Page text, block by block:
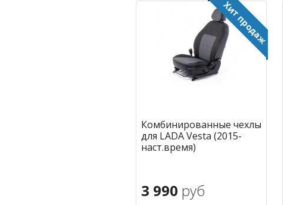
Комбинированные чехлы
для LADA Vesta (2015-
наст.время)
3 990 руб